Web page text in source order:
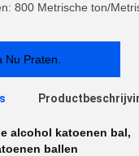
800 Metrische ton/
Nu Praten.
alcohol katoenen bal,
ballen